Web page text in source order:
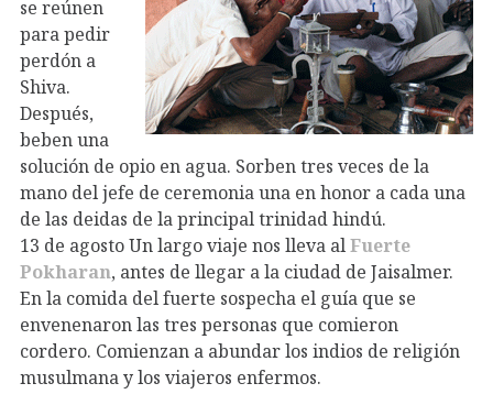
se reúnen
para pedir
perdón a
Shiva.
Después,
beben una
solución de opio en agua. Sorben tres veces de la
mano del jefe de ceremonia una en honor a cada una
de las deidas de la principal trinidad hindú.
13 de agosto Un largo viaje nos lleva alFuerte
Pokharan, antes de llegar a la ciudad de Jaisalmer.
En la comida del fuerte sospecha el guía que se
envenenaron las tres personas que comieron
cordero. Comienzan a abundar los indios de religión
musulmana y los viajeros enfermos.